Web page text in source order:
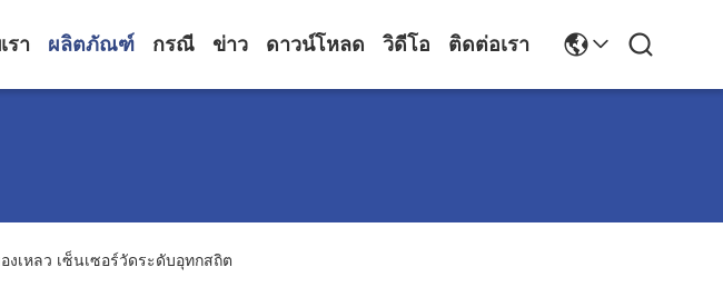
รา ผลิตภัณฑ์ กรณี ข่าว ดาวน์โหลด วิดีโอ ติดต่อเรา
เหลว เซ็นเซอร์วัดระดับอุทกสถิต